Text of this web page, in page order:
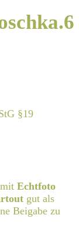
§19
mitEchtfoto
gut als
Beigabe zu